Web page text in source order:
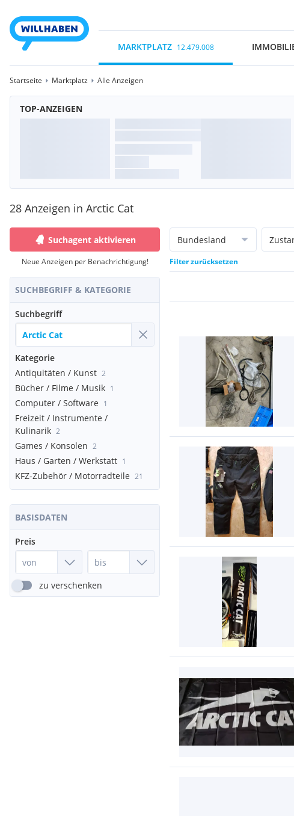
MARKTPLATZ 12.479.008
Startseite Marktplatz Alle Anzeigen
TOP-ANZEIGEN
28 Anzeigen in Arctic Cat
Suchagent aktivieren
Neue Anzeigen per Benachrichtigung!
SUCHBEGRIFF & KATEGORIE
Suchbegriff
Kategorie
Antiquitäten / Kunst 2
Bücher / Filme / Musik 1
Computer / Software 1
Freizeit / Instrumente /
Kulinarik 2
Games / Konsolen 2
Haus / Garten / Werkstatt 1
KFZ-Zubehör / Motorradteile 21
BASISDATEN
Preis
zu verschenken
Bundesland
Filter zurücksetzen